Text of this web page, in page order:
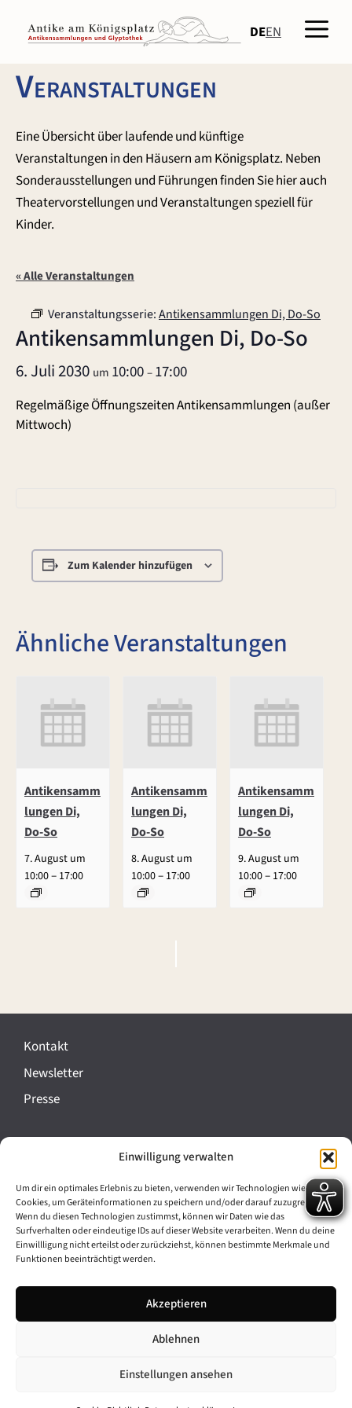
Einwilligung verwalten
Um dir ein optimales Erlebnis zu bieten, verwenden wir Technologien wie
Cookies, um Geräteinformationen zu speichern und/oder darauf zuzugreifen.
Wenn du diesen Technologien zustimmst, können wir Daten wie das
Surfverhalten oder eindeutige IDs auf dieser Website verarbeiten. Wenn du deine
Einwillligung nicht erteilst oder zurückziehst, können bestimmte Merkmale und
Funktionen beeinträchtigt werden.
Akzeptieren
Ablehnen
Einstellungen ansehen
Inhalt
springen
DEEN
Veranstaltungen
Eine Übersicht über laufende und künftige
Veranstaltungen in den Häusern am Königsplatz. Neben
Sonderausstellungen und Führungen finden Sie hier auch
Theatervorstellungen und Veranstaltungen speziell für
Kinder.
« Alle Veranstaltungen
Veranstaltungsserie:Antikensammlungen Di, Do-So
Antikensammlungen Di, Do-So
6. Juli 2030 um 10:00–17:00
Regelmäßige Öffnungszeiten Antikensammlungen (außer
Mittwoch)
Zum Kalender hinzufügen
Ähnliche Veranstaltungen
Antikensamm
lungen Di,
Do-So
7. August um
10:00– 17:00
Antikensamm
lungen Di,
Do-So
8. August um
10:00– 17:00
Antikensamm
lungen Di,
Do-So
9. August um
10:00– 17:00
e
a
n
t
l
t
u
g
-
Kontakt
Newsletter
Presse
Cookie-Richtlinie (EU)
Barrierefreiheit